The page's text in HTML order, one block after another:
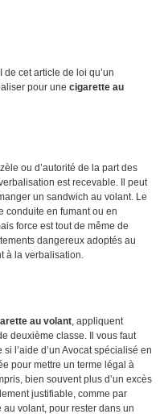
cet article de loi qu’un
pour une cigarette au
ou d’autorité de la part des
est recevable. Il peut
un sandwich au volant. Le
conduite en fumant ou en
force est tout de même de
dangereux adoptés au
à la verbalisation.
au volant, appliquent
deuxième classe. Il vous faut
l’aide d’un Avocat spécialisé en
pour mettre un terme légal à
bien souvent plus d’un excès
justifiable, comme par
volant, pour rester dans un